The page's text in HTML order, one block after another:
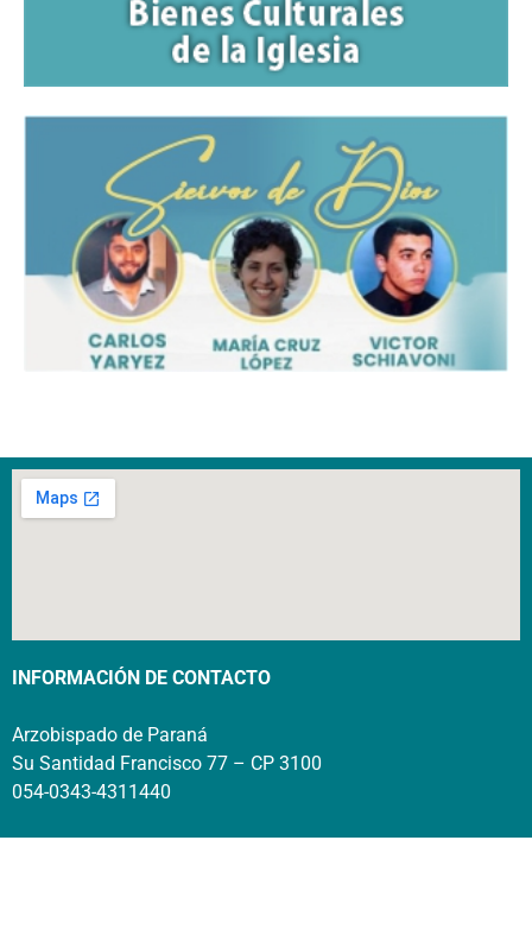
INFORMACIÓN DE CONTACTO
Arzobispado de Paraná
Su Santidad Francisco 77 – CP 3100
054-0343-4311440